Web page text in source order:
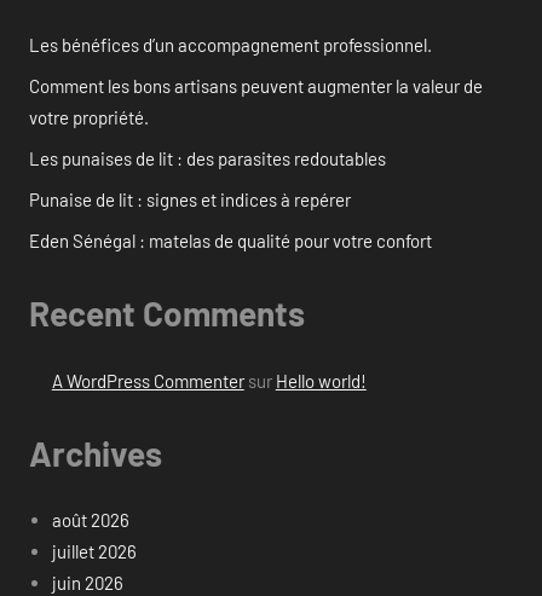
Les bénéfices d’un accompagnement professionnel.
Comment les bons artisans peuvent augmenter la valeur de
votre propriété.
Les punaises de lit : des parasites redoutables
Punaise de lit : signes et indices à repérer
Eden Sénégal : matelas de qualité pour votre confort
Recent Comments
A WordPress Commentersur Hello world!
Archives
août 2026
juillet 2026
juin 2026